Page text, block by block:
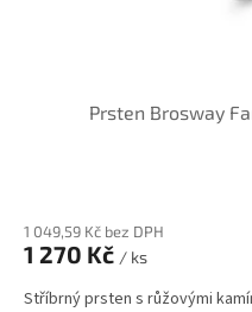
Prsten Brosway
1 049,59 Kč bez DPH
1 270 Kč / ks
Stříbrný prsten s růžovými